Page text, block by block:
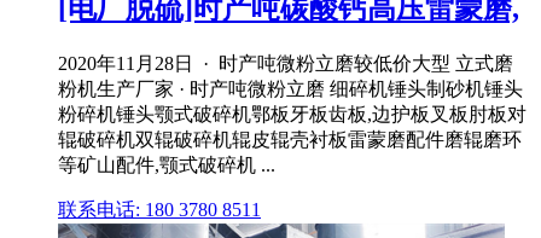
[电厂脱硫]时产吨碳酸钙高压雷蒙磨,
2020年11月28日 · 时产吨微粉立磨较低价大型 立式磨
粉机生产厂家 · 时产吨微粉立磨 细碎机锤头制砂机锤头
粉碎机锤头颚式破碎机鄂板牙板齿板,边护板叉板肘板对
辊破碎机双辊破碎机辊皮辊壳衬板雷蒙磨配件磨辊磨环
等矿山配件,颚式破碎机 ...
联系电话: 180 3780 8511